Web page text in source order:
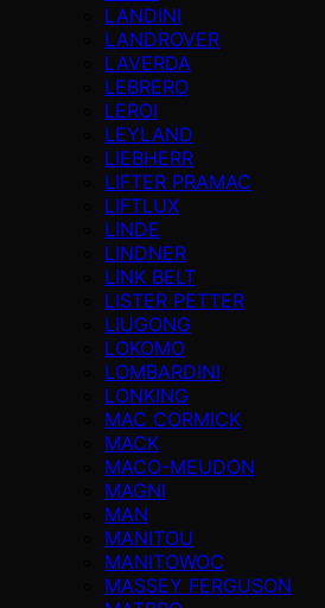
LANDINI
LANDROVER
LAVERDA
LEBRERO
LEROI
LEYLAND
LIEBHERR
LIFTER PRAMAC
LIFTLUX
LINDE
LINDNER
LINK BELT
LISTER PETTER
LIUGONG
LOKOMO
LOMBARDINI
LONKING
MAC CORMICK
MACK
MACO-MEUDON
MAGNI
MAN
MANITOU
MANITOWOC
MASSEY FERGUSON